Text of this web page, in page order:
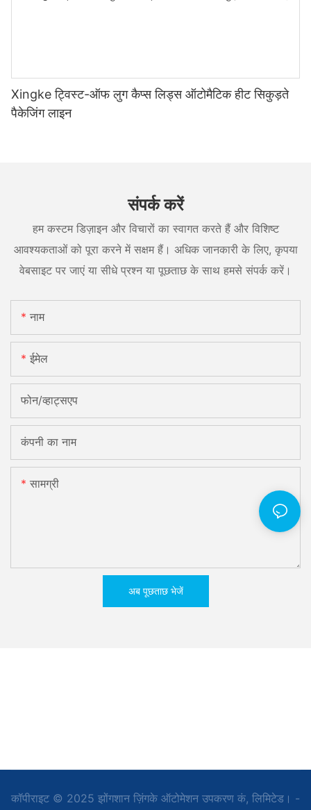
Xingke ट्विस्ट-ऑफ लुग कैप्स लिड्स ऑटोमैटिक हीट सिकुड़ते
पैकेजिंग लाइन
संपर्क करें
हम कस्टम डिज़ाइन और विचारों का स्वागत करते हैं और विशिष्ट
आवश्यकताओं को पूरा करने में सक्षम हैं। अधिक जानकारी के लिए, कृपया
वेबसाइट पर जाएं या सीधे प्रश्न या पूछताछ के साथ हमसे संपर्क करें।
नाम
ईमेल
फोन/व्हाट्सएप
कंपनी का नाम
सामग्री
अब पूछताछ भेजें
कॉपीराइट © 2025 झोंगशान ज़िंगके ऑटोमेशन उपकरण कं, लिमिटेड। -